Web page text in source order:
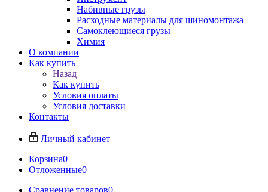
Набивные грузы
Расходные материалы для шиномонтажа
Самоклеющиеся грузы
Химия
О компании
Как купить
Назад
Как купить
Условия оплаты
Условия доставки
Контакты
Личный кабинет
Корзина0
Отложенные0
Сравнение товаров0